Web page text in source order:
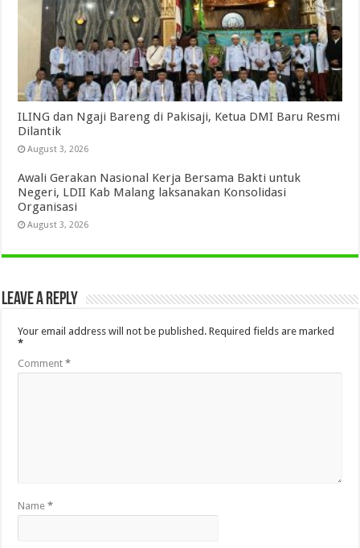
ILING dan Ngaji Bareng di Pakisaji, Ketua DMI Baru Resmi
Dilantik
August 3, 2026
Awali Gerakan Nasional Kerja Bersama Bakti untuk
Negeri, LDII Kab Malang laksanakan Konsolidasi
Organisasi
August 3, 2026
Leave a Reply
Your email address will not be published. Required fields are marked
*
Comment*
Name*